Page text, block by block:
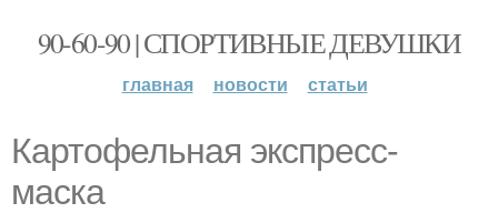
90-60-90 | СПОРТИВНЫЕ ДЕВУШКИ
главная новости статьи
Картофельная экспресс-
маска